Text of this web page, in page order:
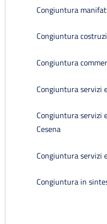
Congiuntura
Congiuntura
Congiuntura
Congiuntura servizi
Congiuntura servizi
Cesena
Congiuntura servizi
Congiuntura in